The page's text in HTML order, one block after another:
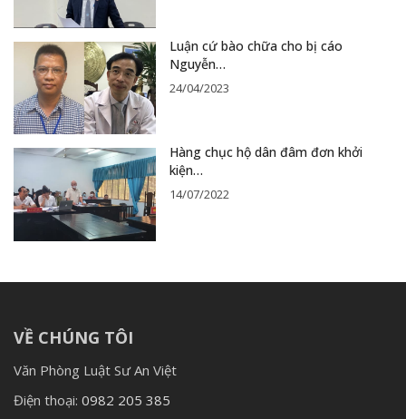
Luận cứ bào chữa cho bị cáo
Nguyễn…
24/04/2023
Hàng chục hộ dân đâm đơn khởi
kiện…
14/07/2022
VỀ CHÚNG TÔI
Văn Phòng Luật Sư An Việt
Điện thoại: 0982 205 385